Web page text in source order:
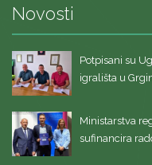
Novosti
Potpisani su
igrališta u
Ministarstva
sufinancira